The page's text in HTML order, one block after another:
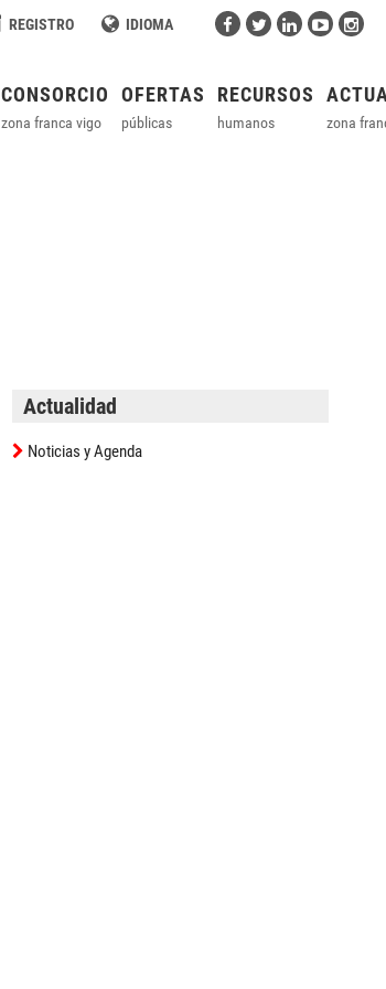
REGISTRO IDIOMA
CONSORCIO
zona franca vigo
OFERTAS
públicas
RECURSOS
humanos zona
Actualidad
Noticias y Agenda